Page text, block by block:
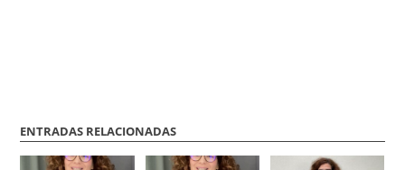
ENTRADAS RELACIONADAS